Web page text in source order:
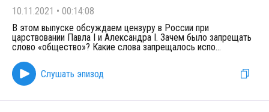
10.11.2021 • 00:14:08
В этом выпуске обсуждаем цензуру в России при
царствовании Павла I и Александра I. Зачем было запрещать
слово «общество»? Какие слова запрещалось испо...
Слушать эпизод